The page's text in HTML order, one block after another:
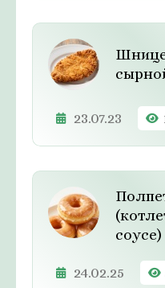
23.07.23
соусе)
24.02.25